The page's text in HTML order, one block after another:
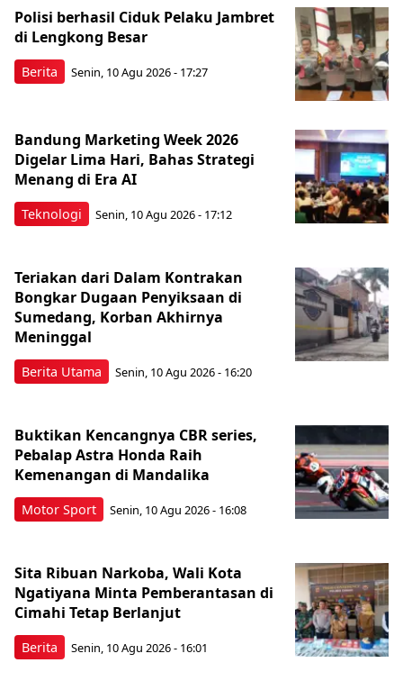
Berita
Polisi berhasil Ciduk Pelaku Jambret
di Lengkong Besar
Senin, 10 Agu 2026 - 17:27
Teknologi
Bandung Marketing Week 2026
Digelar Lima Hari, Bahas Strategi
Menang di Era AI
Senin, 10 Agu 2026 - 17:12
Berita Utama
Teriakan dari Dalam Kontrakan
Bongkar Dugaan Penyiksaan di
Sumedang, Korban Akhirnya
Meninggal
Senin, 10 Agu 2026 - 16:20
Motor Sport
Buktikan Kencangnya CBR series,
Pebalap Astra Honda Raih
Kemenangan di Mandalika
Senin, 10 Agu 2026 - 16:08
Berita
Sita Ribuan Narkoba, Wali Kota
Ngatiyana Minta Pemberantasan di
Cimahi Tetap Berlanjut
Senin, 10 Agu 2026 - 16:01